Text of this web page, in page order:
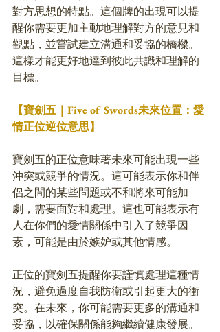
對方思想的特點。這個牌的出現可以提
醒你需要更加主動地理解對方的意見和
觀點，並嘗試建立溝通和妥協的橋樑。
這樣才能更好地達到彼此共識和理解的
目標。
【寶劍五｜Five of Swords未來位置：愛
情正位逆位意思】
寶劍五的正位意味著未來可能出現一些
沖突或競爭的情況。這可能表示你和伴
侶之間的某些問題或不和將來可能加
劇，需要面對和處理。這也可能表示有
人在你們的愛情關係中引入了競爭因
素，可能是由於嫉妒或其他情感。
正位的寶劍五提醒你要謹慎處理這種情
況，避免過度自我防衛或引起更大的衝
突。在未來，你可能需要更多的溝通和
妥協，以確保關係能夠繼續健康發展。